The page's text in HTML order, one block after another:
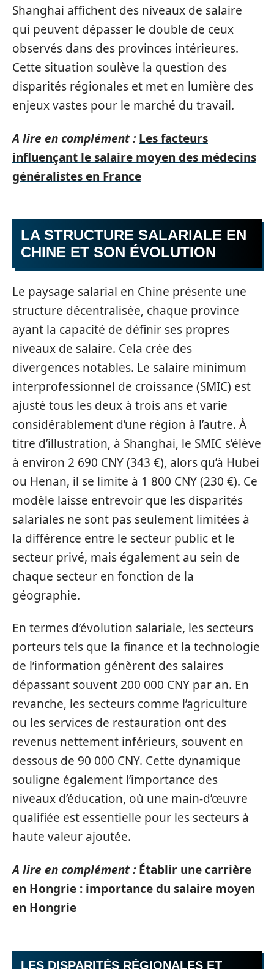
Shanghai affichent des niveaux de salaire
qui peuvent dépasser le double de ceux
observés dans des provinces intérieures.
Cette situation soulève la question des
disparités régionales et met en lumière des
enjeux vastes pour le marché du travail.
A lire en complément : Les facteurs
influençant le salaire moyen des médecins
généralistes en France
LA STRUCTURE SALARIALE EN
CHINE ET SON ÉVOLUTION
Le paysage salarial en Chine présente une
structure décentralisée, chaque province
ayant la capacité de définir ses propres
niveaux de salaire. Cela crée des
divergences notables. Le salaire minimum
interprofessionnel de croissance (SMIC) est
ajusté tous les deux à trois ans et varie
considérablement d’une région à l’autre. À
titre d’illustration, à Shanghai, le SMIC s’élève
à environ 2 690 CNY (343 €), alors qu’à Hubei
ou Henan, il se limite à 1 800 CNY (230 €). Ce
modèle laisse entrevoir que les disparités
salariales ne sont pas seulement limitées à
la différence entre le secteur public et le
secteur privé, mais également au sein de
chaque secteur en fonction de la
géographie.
En termes d’évolution salariale, les secteurs
porteurs tels que la finance et la technologie
de l’information génèrent des salaires
dépassant souvent 200 000 CNY par an. En
revanche, les secteurs comme l’agriculture
ou les services de restauration ont des
revenus nettement inférieurs, souvent en
dessous de 90 000 CNY. Cette dynamique
souligne également l’importance des
niveaux d’éducation, où une main-d’œuvre
qualifiée est essentielle pour les secteurs à
haute valeur ajoutée.
A lire en complément : Établir une carrière
en Hongrie : importance du salaire moyen
en Hongrie
LES DISPARITÉS RÉGIONALES ET